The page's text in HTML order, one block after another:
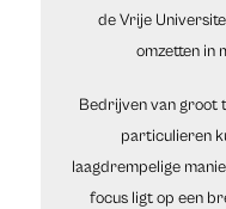
de Vrije
omzetten in
Bedrijven van groot
particulieren
laagdrempelige
focus ligt op een